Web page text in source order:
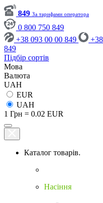
849 За тарифами оператора
0 800 750 849
+38 093 00 00 849
849
Підбір сортів
Мова
Валюта
UAH
EUR
UAH
1 Грн = 0.02 EUR
Каталог товарів.
Насіння